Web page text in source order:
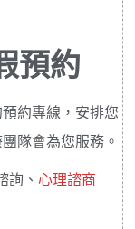
預約
約專線，安排您
隊會為您服務。
詢、 心理諮商